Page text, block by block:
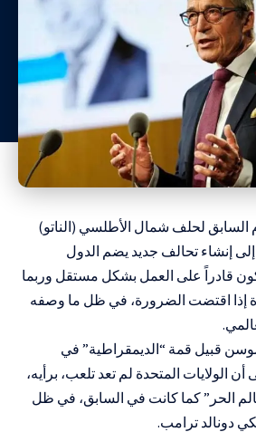
السابق لحلف شمال الأطلسي (الناتو)
إنشاء تحالف جديد يضم الدول
قادراً على العمل بشكل مستقل وربما
إذا اقتضت الضرورة، في ظل ما وصفه
قبيل قمة “الديمقراطية” في
الولايات المتحدة لم تعد تلعب، برأيه،
الحر” كما كانت في السابق، في ظل
دونالد ترامب.